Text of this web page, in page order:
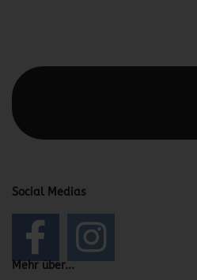
Social Medias
Mehr über...